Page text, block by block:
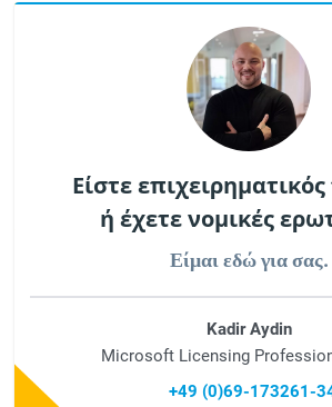
Είστε
ή έχετε νομικές
Είμαι εδώ για σας.
Kadir Aydin
Microsoft Licensing
+49 (0)69-173261-